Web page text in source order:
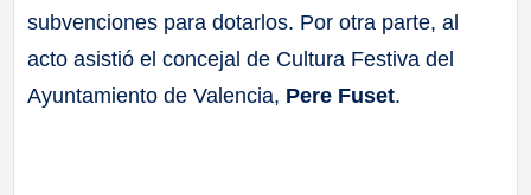
subvenciones para dotarlos. Por otra parte, al
acto asistió el concejal de Cultura Festiva del
Ayuntamiento de Valencia, Pere Fuset.